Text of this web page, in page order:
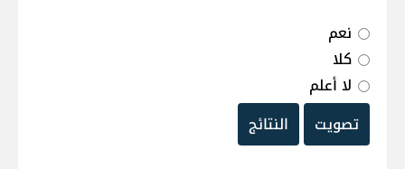
نعم
كلا
لا أعلم
تصويت
النتائج